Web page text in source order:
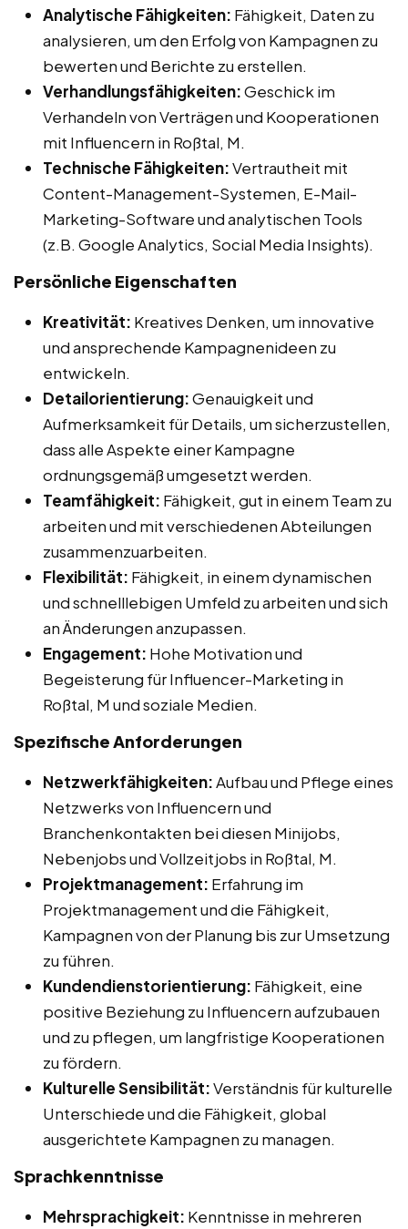
Analytische Fähigkeiten: Fähigkeit, Daten zu
analysieren, um den Erfolg von Kampagnen zu
bewerten und Berichte zu erstellen.
Verhandlungsfähigkeiten:Geschick im
Verhandeln von Verträgen und Kooperationen
mit Influencern in Roßtal, M.
Technische Fähigkeiten:Vertrautheit mit
Content-Management-Systemen, E-Mail-
Marketing-Software und analytischen Tools
(z.B. Google Analytics, Social Media Insights).
Persönliche Eigenschaften
Kreativität: Kreatives Denken, um innovative
und ansprechende Kampagnenideen zu
entwickeln.
Detailorientierung:Genauigkeit und
Aufmerksamkeit für Details, um sicherzustellen,
dass alle Aspekte einer Kampagne
ordnungsgemäß umgesetzt werden.
Teamfähigkeit: Fähigkeit, gut in einem Team zu
arbeiten und mit verschiedenen Abteilungen
zusammenzuarbeiten.
Flexibilität: Fähigkeit, in einem dynamischen
und schnelllebigen Umfeld zu arbeiten und sich
an Änderungen anzupassen.
Engagement: Hohe Motivation und
Begeisterung für Influencer-Marketing in
Roßtal, M und soziale Medien.
Spezifische Anforderungen
Netzwerkfähigkeiten:Aufbau und Pflege eines
Netzwerks von Influencern und
Branchenkontakten bei diesen Minijobs,
Nebenjobs und Vollzeitjobs in Roßtal, M.
Projektmanagement: Erfahrung im
Projektmanagement und die Fähigkeit,
Kampagnen von der Planung bis zur Umsetzung
zu führen.
Kundendienstorientierung: Fähigkeit, eine
positive Beziehung zu Influencern aufzubauen
und zu pflegen, um langfristige Kooperationen
zu fördern.
Kulturelle Sensibilität:Verständnis für kulturelle
Unterschiede und die Fähigkeit, global
ausgerichtete Kampagnen zu managen.
Sprachkenntnisse
Mehrsprachigkeit: Kenntnisse in mehreren